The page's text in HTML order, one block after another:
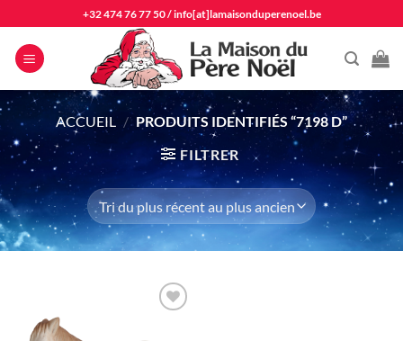
au
contenu
+32 474 76 77 50/info[at]lamaisonduperenoel.be
ACCUEIL / PRODUITS IDENTIFIÉS “7198 D”
FILTRER